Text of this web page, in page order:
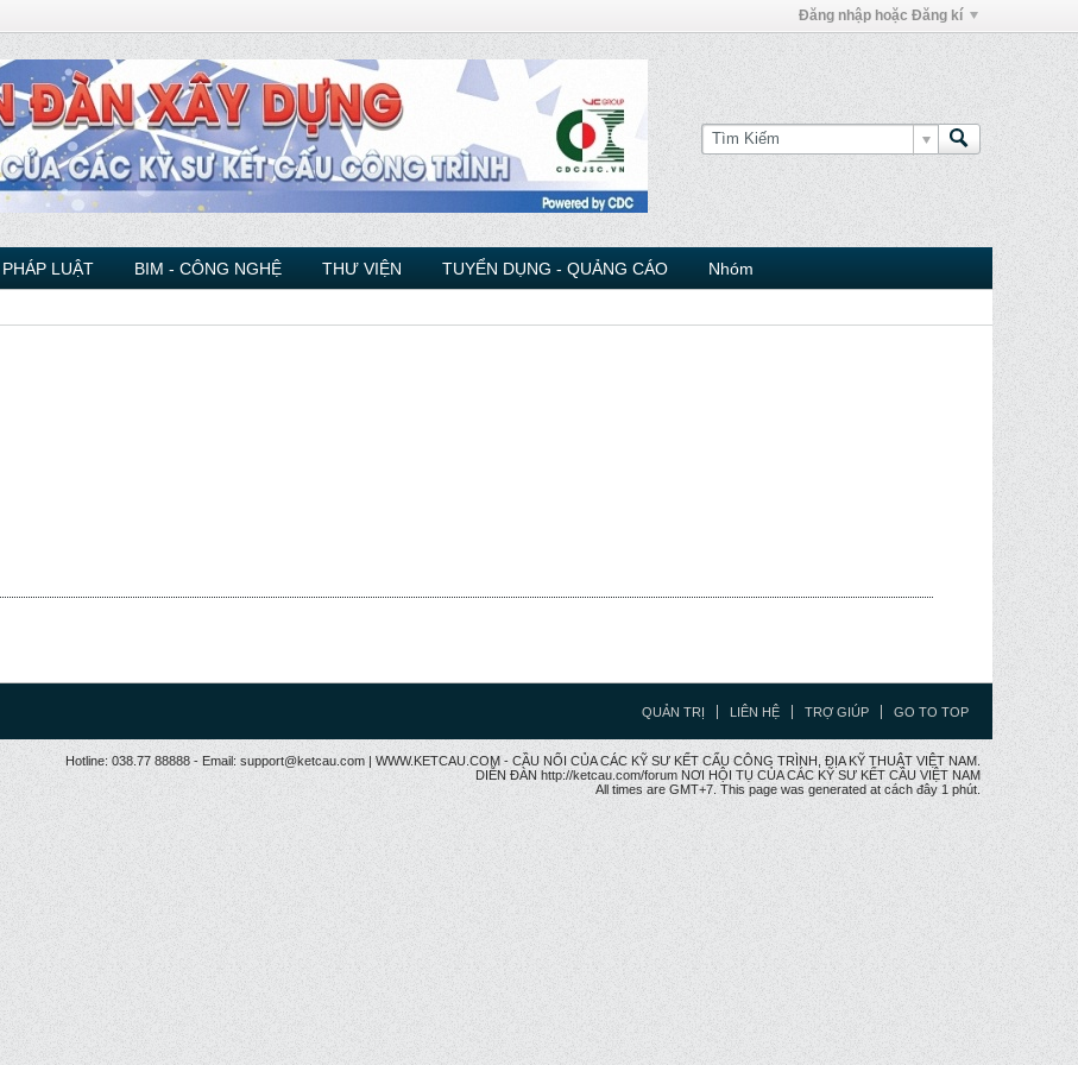
Đăng nhập hoặc Đăng kí
LUẬT BIM - CÔNG NGHỆ THƯ VIỆN TUYỂN DỤNG - QUẢNG CÁO Nhóm
QUẢN TRỊ LIÊN HỆ TRỢ GIÚP GO TO TOP
Hotline: 038.77 88888 - Email: support@ketcau.com | WWW.KETCAU.COM - CẦU NỐI CỦA CÁC KỸ SƯ KẾT CẤU CÔNG TRÌNH, ĐỊA KỸ THUẬT VIỆT NAM.
DIỄN ĐÀN http://ketcau.com/forum NƠI HỘI TỤ CỦA CÁC KỸ SƯ KẾT CÂU VIỆT NAM
All times are GMT+7. This page was generated at cách đây 1 phút.